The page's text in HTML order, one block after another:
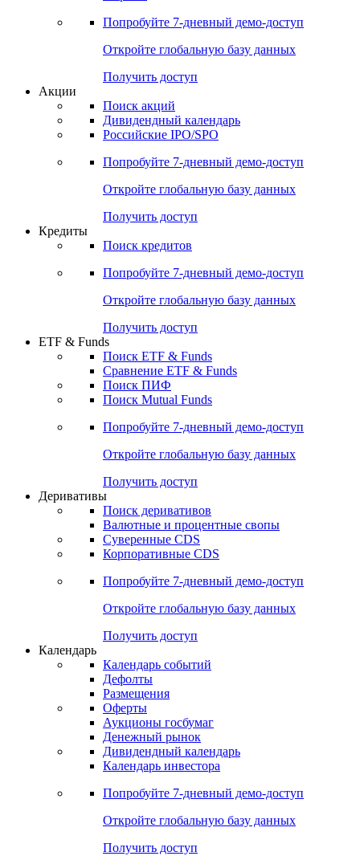
Cbonds Pages
Опросы
Попробуйте7-дневный
Откройте глобальную базу данных
Получить доступ
Поиск акций
Российские IPO/SPO
Попробуйте7-дневный
Откройте глобальную базу данных
Получить доступ
Поиск кредитов
Попробуйте7-дневный
Откройте глобальную базу данных
Получить доступ
ETF & Funds
Сравнение ETF & Funds
Поиск Mutual Funds
Попробуйте7-дневный
Откройте глобальную базу данных
Получить доступ
Деривативы
Валютные и процентные свопы
Корпоративные CDS
Попробуйте7-дневный
Откройте глобальную базу данных
Получить доступ
Календарь
Календарь событий
Дефолты
Размещения
Оферты
Денежный рынок
Календарь инвестора
Попробуйте7-дневный